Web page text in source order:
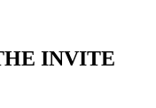
INVITE